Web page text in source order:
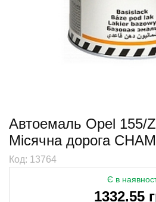
Автоемаль Opel 155/
Місячна дорога
Код: 13764
Є в
1332.55